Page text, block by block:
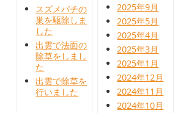
スズメバチの
巣を駆除しま
した
出雲で法面の
除草をしまし
た
出雲で除草を
行いました
2025年9月
2025年5月
2025年4月
2025年3月
2025年1月
2024年12月
2024年11月
2024年10月